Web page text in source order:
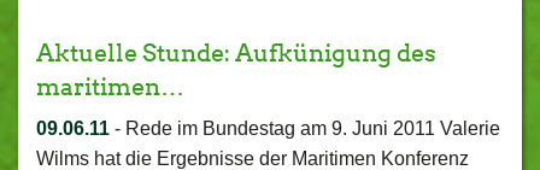
Aktuelle Stunde: Aufkünigung des
maritimen…
09.06.11 - Rede im Bundestag am 9. Juni 2011 Valerie
Wilms hat die Ergebnisse der Maritimen Konferenz